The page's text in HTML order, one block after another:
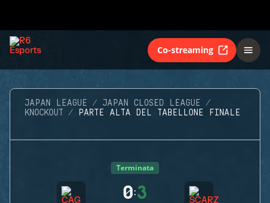
Co-streaming
JAPAN LEAGUE
JAPAN CLOSED LEAGUE
KNOCKOUT
PARTE ALTA DEL TABELLONE FINALE
Terminata
0:3